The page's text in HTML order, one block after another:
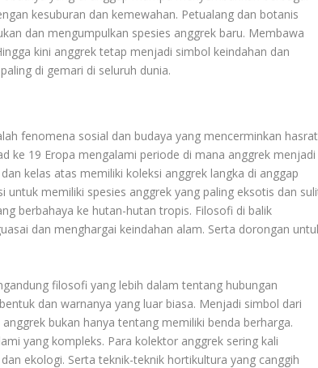
kesuburan dan kemewahan. Petualang dan botanis
dan mengumpulkan spesies anggrek baru. Membawa
kini anggrek tetap menjadi simbol keindahan dan
di gemari di seluruh dunia.
fenomena sosial dan budaya yang mencerminkan hasrat
ke 19 Eropa mengalami periode di mana anggrek menjadi
kelas atas memiliki koleksi anggrek langka di anggap
memiliki spesies anggrek yang paling eksotis dan
berbahaya ke hutan-hutan tropis. Filosofi di balik
dan menghargai keindahan alam. Serta dorongan
filosofi yang lebih dalam tentang hubungan
dan warnanya yang luar biasa. Menjadi simbol dari
bukan hanya tentang memiliki benda berharga.
yang kompleks. Para kolektor anggrek sering kali
ekologi. Serta teknik-teknik hortikultura yang canggih